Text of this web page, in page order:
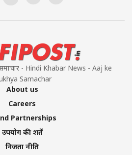
- Hindi Khabar News - Aaj ke
Samachar
About us
Careers
Partnerships
उपयोग की शर्तें
निजता नीति